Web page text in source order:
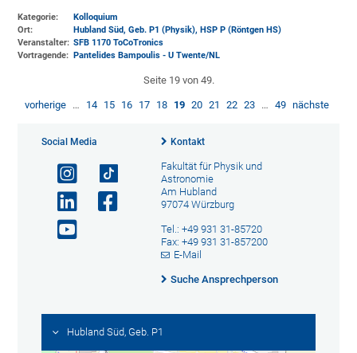
Kategorie:
Kolloquium
Ort:
Hubland Süd, Geb. P1 (Physik), HSP P (Röntgen HS)
Veranstalter: SFB 1170 ToCoTronics
Vortragende:
Pantelides Bampoulis - U Twente/NL
Seite 19 von 49.
vorherige … 14 15 16 17 18 19 20 21 22 23 … 49 nächste
Social Media Kontakt
Fakultät für Physik und
Astronomie
Am Hubland
97074 Würzburg
Tel.: +49 931 31-85720
Fax: +49 931 31-857200
E-Mail
Suche Ansprechperson
Hubland Süd, Geb. P1